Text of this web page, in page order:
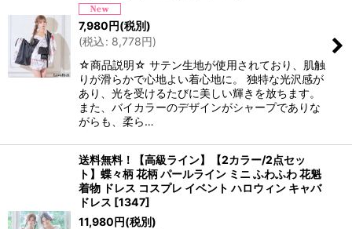
7,980円(税別)
(税込: 8,778円)
☆商品説明☆ サテン生地が使用されており、肌触
りが滑らかで心地よい着心地に。 独特な光沢感が
あり、光を受けるたびに美しい輝きを放ちます。
また、バイカラーのデザインがシャープでありな
がらも、柔ら…
送料無料！【高級ライン】【2カラー/2点セッ
ト】蝶々柄 花柄 パールライン ミニ ふわふわ 花魁
着物 ドレス コスプレ イベント ハロウィン キャバ
ドレス [1347]
11,980円(税別)